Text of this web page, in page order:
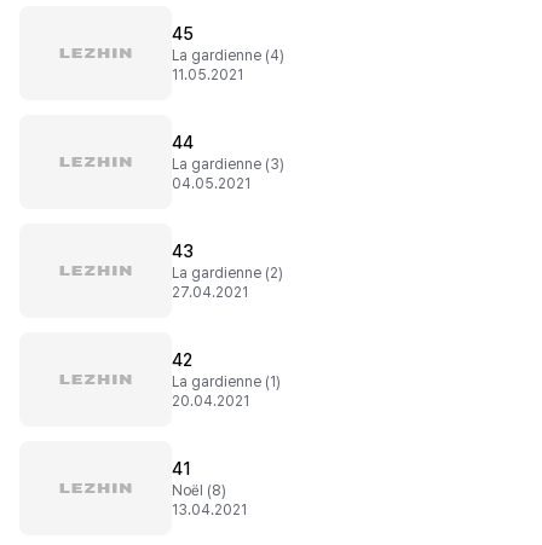
45
La gardienne (4)
11.05.2021
44
La gardienne (3)
04.05.2021
43
La gardienne (2)
27.04.2021
42
La gardienne (1)
20.04.2021
41
Noël (8)
13.04.2021